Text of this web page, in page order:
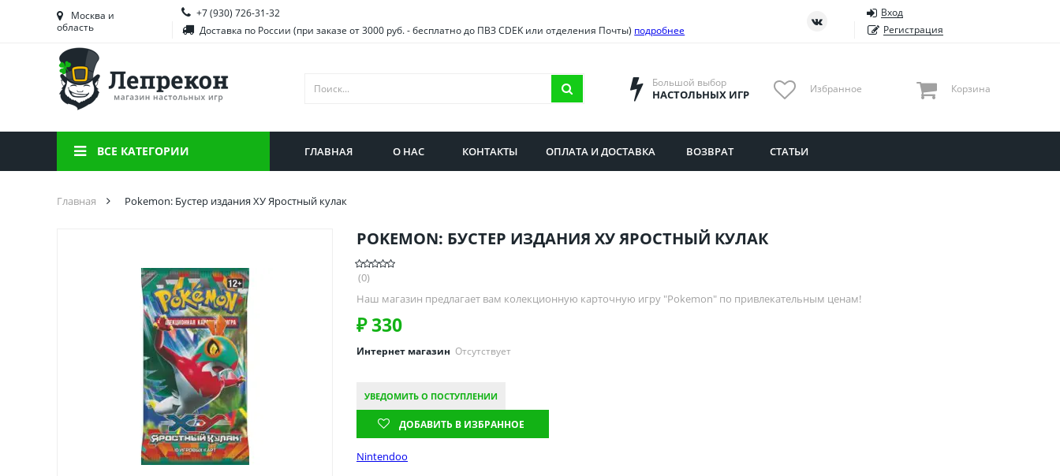
Башкортостан
Брянская область
Вологодская область
Воронежская область
Иркутская область
Саратовская область
Тюменская область
Ульяновская область
Москва и
область
+7 (930) 726-31-32
Доставка по России (при заказе от 3000 руб. - бесплатно до ПВЗ CDEK или отделения Почты) подробнее
Вход
Регистрация
Большой выбор
НАСТОЛЬНЫХ ИГР Избранное Корзина
ВСЕ КАТЕГОРИИ ГЛАВНАЯ О НАС КОНТАКТЫ ОПЛАТА И ДОСТАВКА ВОЗВРАТ СТАТЬИ
Главная Pokemon: Бустер издания ХУ Яростный кулак
POKEMON: БУСТЕР ИЗДАНИЯ ХУ ЯРОСТНЫЙ КУЛАК
(0)
Наш магазин предлагает вам колекционную карточную игру "Pokemon" по привлекательным ценам!
₽330
Интернет магазин Отсутствует
УВЕДОМИТЬ О ПОСТУПЛЕНИИ
ДОБАВИТЬ В ИЗБРАННОЕ
Nintendoo